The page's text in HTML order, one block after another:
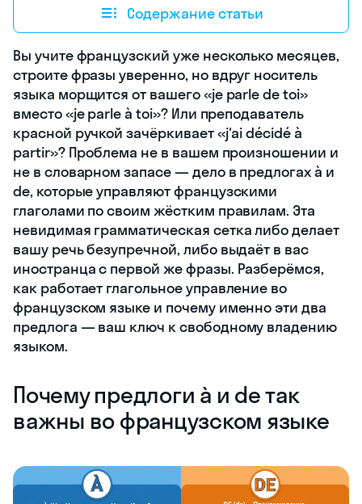
Содержание статьи
Вы учите французский уже несколько месяцев,
строите фразы уверенно, но вдруг носитель
языка морщится от вашего «je parle de toi»
вместо «je parle à toi»? Или преподаватель
красной ручкой зачёркивает «j'ai décidé à
partir»? Проблема не в вашем произношении и
не в словарном запасе — дело в предлогах à и
de, которые управляют французскими
глаголами по своим жёстким правилам. Эта
невидимая грамматическая сетка либо делает
вашу речь безупречной, либо выдаёт в вас
иностранца с первой же фразы. Разберёмся,
как работает глагольное управление во
французском языке и почему именно эти два
предлога — ваш ключ к свободному владению
языком.
Почему предлоги à и de так
важны во французском языке